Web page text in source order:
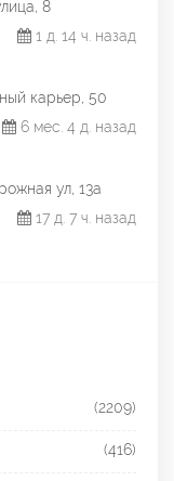
8
1 д. 14 ч. назад
карьер, 50
6 мес. 4 д. назад
ул, 13а
17 д. 7 ч. назад
(2209)
(416)